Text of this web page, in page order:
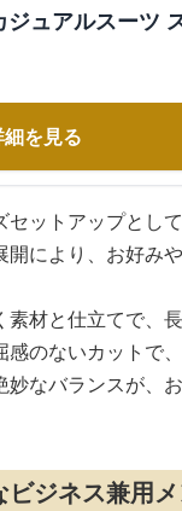
ジュアルスーツ
を見る
ットアップとし
により、お好み
材と仕立てで、
のないカットで
なバランスが、
ジネス兼用